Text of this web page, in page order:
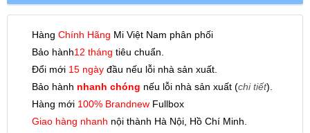
Hàng Chính Hãng Mi Việt Nam phân phối
Bảo hành12 tháng tiêu chuẩn.
Đổi mới 15 ngày đầu nếu lỗi nhà sản xuất.
Bảo hành nhanh chóng nếu lỗi nhà sản xuất (chi tiết).
Hàng mới 100% Brandnew Fullbox
Giao hàng nhanh nội thành Hà Nội, Hồ Chí Minh.